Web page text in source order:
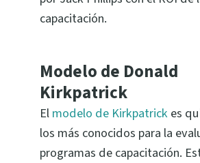
capacitación.
Modelo de Donald
Kirkpatrick
Elmodelo de Kirkpatrickes
los más conocidos para la
programas de capacitación.